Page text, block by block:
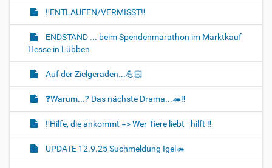
‼️ENTLAUFEN/VERMISST‼️
ENDSTAND ... beim Spendenmarathon im Marktkauf
Hesse in Lübben
Auf der Zielgeraden...💪🏻
❓️Warum...? Das nächste Drama...🦔‼️
‼️Hilfe, die ankommt => Wer Tiere liebt - hilft ‼️
UPDATE 12.9.25 Suchmeldung Igel🦔